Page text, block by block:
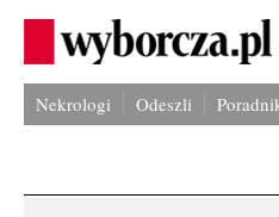
Nekrologi Odeszli